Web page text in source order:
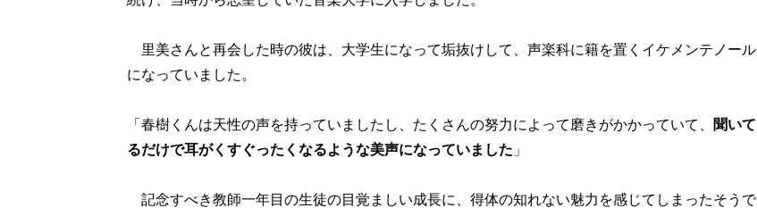
里美さんと再会した時の彼は、大学生になって垢抜けして、声楽科に籍を置くイケメンテノール
になっていました。
「春樹くんは天性の声を持っていましたし、たくさんの努力によって磨きがかかっていて、
聞いて
るだけで耳がくすぐったくなるような美声になっていました 」
記念すべき教師一年目の生徒の目覚ましい成長に、得体の知れない魅力を感じてしまったそうで